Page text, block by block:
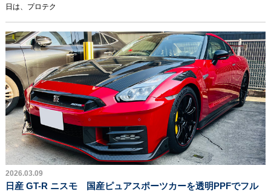
日は、プロテク
2026.03.09
日産 GT-R ニスモ 国産ピュアスポーツカーを透明PPFでフル